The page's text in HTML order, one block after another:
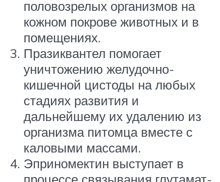
половозрелых организмов на
кожном покрове животных и в
помещениях.
Празиквантел помогает
уничтожению желудочно-
кишечной цистоды на любых
стадиях развития и
дальнейшему их удалению из
организма питомца вместе с
каловыми массами.
Эприномектин выступает в